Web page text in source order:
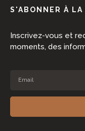
S'ABONNER À
Inscrivez-vous et
moments, des